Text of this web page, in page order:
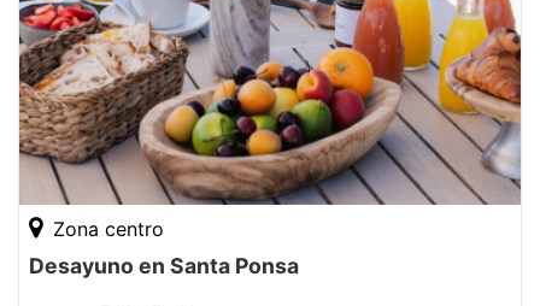
Zona centro
Desayuno en Santa Ponsa